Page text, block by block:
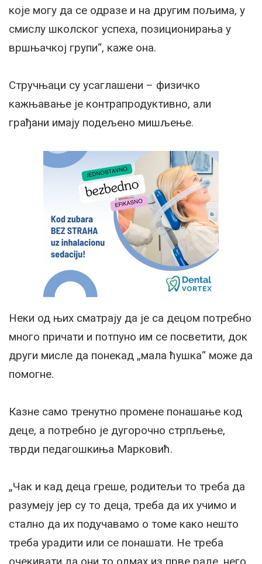
које могу да се одразе и на другим пољима, у
смислу школског успеха, позиционирања у
вршњачкој групи“, каже она.
Стручњаци су усаглашени – физичко
кажњавање је контрапродуктивно, али
грађани имају подељено мишљење.
Неки од њих сматрају да је са децом потребно
много причати и потпуно им се посветити, док
други мисле да понекад „мала ћушка“ може да
помогне.
Казне само тренутно промене понашање код
деце, а потребно је дугорочно стрпљење,
тврди педагошкиња Марковић.
„Чак и кад деца греше, родитељи то треба да
разумеју јер су то деца, треба да их учимо и
стално да их подучавамо о томе како нешто
треба урадити или се понашати. Не треба